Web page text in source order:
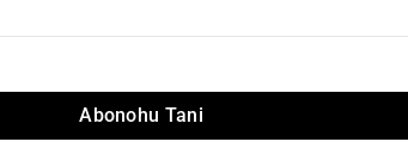
Abonohu Tani